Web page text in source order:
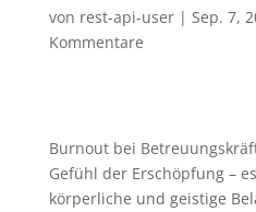
von rest-api-user| Sep. 7,
Kommentare
Burnout bei
Gefühl der Erschöpfung –
körperliche und geistige